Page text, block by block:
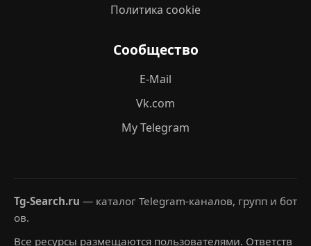
Политика cookie
Сообщество
E-Mail
Vk.com
My Telegram
Tg-Search.ru — каталог Telegram-каналов, групп и бот
ов.
Все ресурсы размещаются пользователями. Ответств